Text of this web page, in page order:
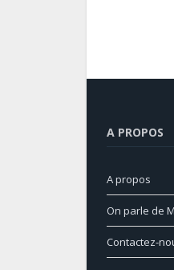
A PROPOS
A propos
On parle de
Contactez-